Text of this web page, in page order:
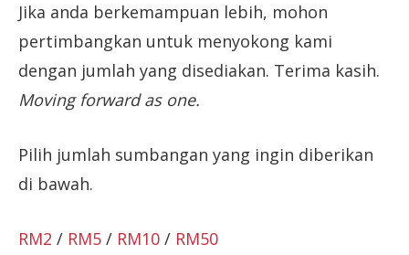
Jika anda berkemampuan lebih, mohon
pertimbangkan untuk menyokong kami
dengan jumlah yang disediakan. Terima kasih.
Moving forward as one.
Pilih jumlah sumbangan yang ingin diberikan
di bawah.
RM2 / RM5 / RM10 / RM50